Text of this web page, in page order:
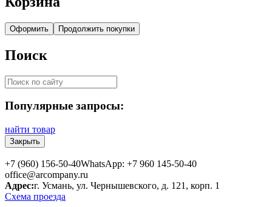
Оформить Продолжить покупки
Поиск
Популярные запросы:
найти товар
Закрыть
+7 (960) 156-50-40WhatsApp: +7 960 145-50-40
office@arcompany.ru
Адрес:г. Усмань, ул. Чернышевского, д. 121, корп. 1
Схема проезда